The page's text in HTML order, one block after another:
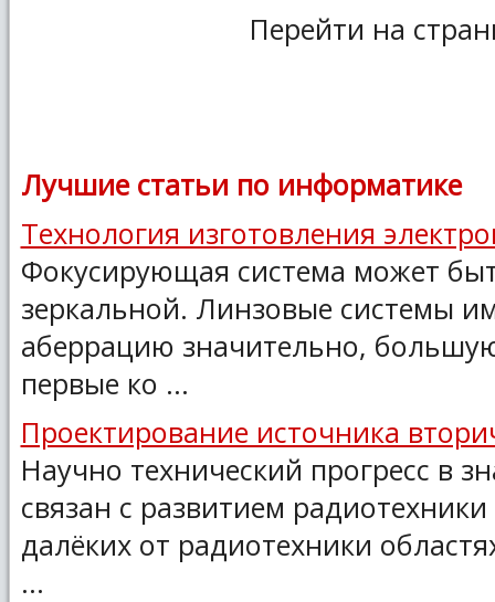
Перейти на
Лучшие статьи по информатике
Технология изготовления
Фокусирующая система может
зеркальной. Линзовые системы
аберрацию значительно,
первые ко ...
Проектирование источника
Научно технический прогресс в
связан с развитием
далёких от радиотехники
...